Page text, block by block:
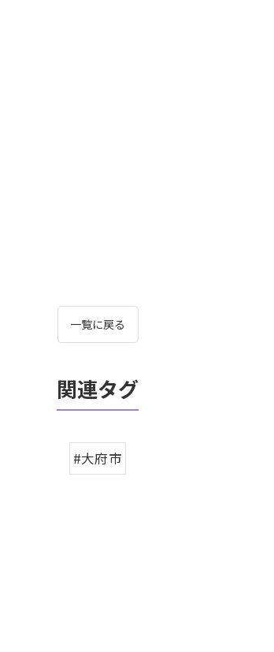
一覧に戻る
関連タグ
#大府市